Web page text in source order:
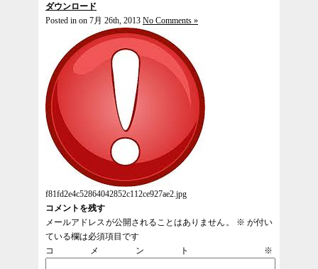
ダウンロード
Posted in on 7月 26th, 2013 No Comments »
f81fd2e4c52864042852c112ce927ae2.jpg
コメントを残す
メールアドレスが公開されることはありません。
※ が付い
ている欄は必須項目です
コメント ※